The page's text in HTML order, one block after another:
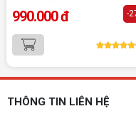
Gợi
990.000 đ -
THÔNG TIN LIÊN HỆ